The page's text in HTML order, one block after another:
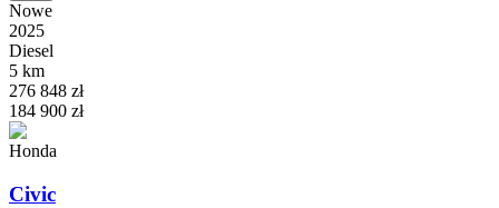
Nowe
2025
Diesel
5 km
276 848 zł
184 900 zł
Honda
Civic